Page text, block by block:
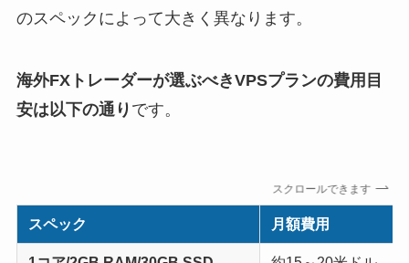
のスペックによって大きく異なります。
海外FXトレーダーが選ぶべきVPSプランの費用目
安は以下の通り です。
スクロールできます
スペック 月額費用